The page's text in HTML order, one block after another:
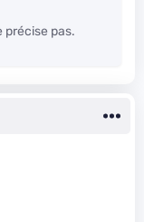
précise pas.